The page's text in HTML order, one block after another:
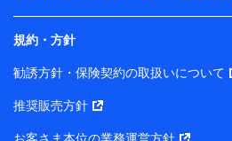
当社は株式会社NTTドコモ・フ
との間で、以下のとおり個人デ
す。
【共同して利用される利用データ
当社または株式会社NTTドコモ・
規約・方針
勧誘方針・保険契約の取扱いについて
推奨販売方針